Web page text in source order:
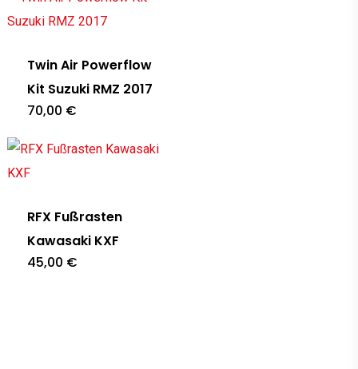
Twin Air Powerflow
Kit Suzuki RMZ 2017
70,00 €
RFX Fußrasten
Kawasaki KXF
45,00 €